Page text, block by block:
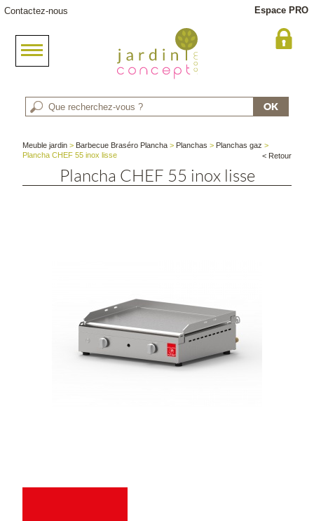
Contactez-nous Espace PRO
Meuble jardin > Barbecue Braséro Plancha > Planchas > Planchas gaz >
Plancha CHEF 55 inox lisse
< Retour
Plancha CHEF 55 inox lisse